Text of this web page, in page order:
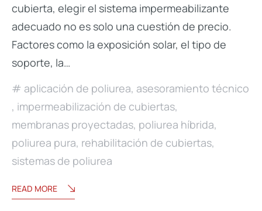
cubierta, elegir el sistema impermeabilizante
adecuado no es solo una cuestión de precio.
Factores como la exposición solar, el tipo de
soporte, la…
aplicación de poliurea, asesoramiento técnico
, impermeabilización de cubiertas,
membranas proyectadas, poliurea híbrida,
poliurea pura, rehabilitación de cubiertas,
sistemas de poliurea
READ MORE